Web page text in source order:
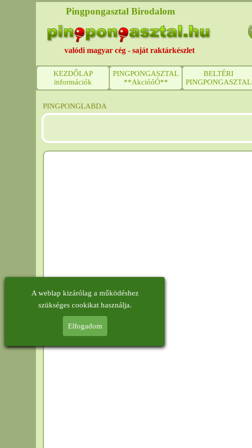
KEZDŐLAP
információk
PINGPONGASZTAL
**AkcióóÓ**
BELTÉRI
PINGPONGASZTAL
Pingpongasztal Birodalom
valódi magyar cég - saját raktárkészlet
PINGPONGLABDA
A weblap kizárólag a működéshez
szükséges cookikat használja.
Elfogadom